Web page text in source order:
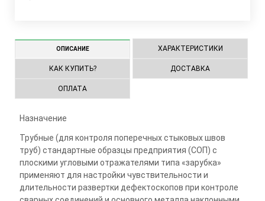
ОПИСАНИЕ ХАРАКТЕРИСТИКИ
КАК КУПИТЬ? ДОСТАВКА
ОПЛАТА
Назначение
Трубные (для контроля поперечных стыковых швов
труб) стандартные образцы предприятия (СОП) с
плоскими угловыми отражателями типа «зарубка»
применяют для настройки чувствительности и
длительности развертки дефектоскопов при контроле